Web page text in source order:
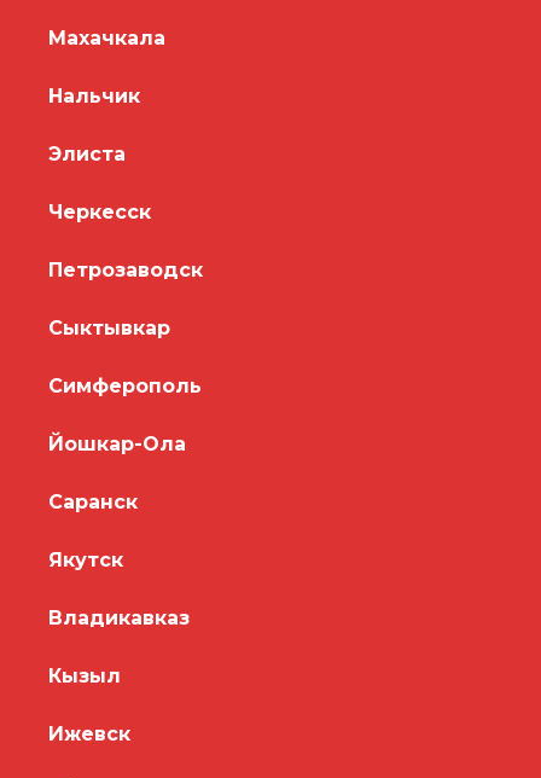
Махачкала
Нальчик
Элиста
Черкесск
Петрозаводск
Сыктывкар
Симферополь
Йошкар-Ола
Саранск
Якутск
Владикавказ
Кызыл
Ижевск